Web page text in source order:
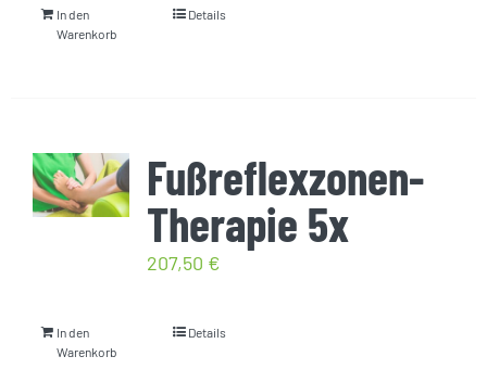
In den
Warenkorb
Details
Fußreflexzonen-
Therapie 5x
207,50 €
In den
Warenkorb
Details